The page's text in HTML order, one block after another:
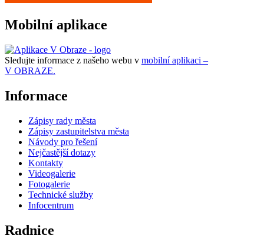
Mobilní aplikace
Sledujte informace z našeho webu v mobilní aplikaci –
V OBRAZE.
Informace
Zápisy rady města
Zápisy zastupitelstva města
Návody pro řešení
Nejčastější dotazy
Kontakty
Videogalerie
Fotogalerie
Technické služby
Infocentrum
Radnice